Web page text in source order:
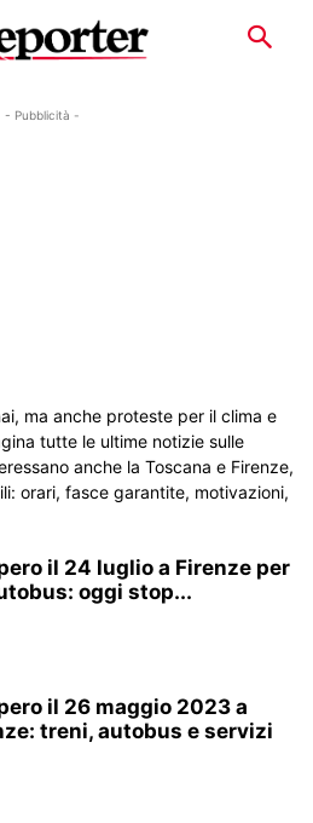
- Pubblicità -
ma anche proteste per il clima e
tutte le ultime notizie sulle
anche la Toscana e Firenze,
orari, fasce garantite, motivazioni,
il 24 luglio a Firenze per
oggi stop...
il 26 maggio 2023 a
treni, autobus e servizi